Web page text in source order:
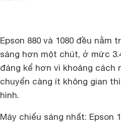
Epson 880 và 1080 đều nằm
sáng hơn một chút, ở mức
đáng kể hơn vì khoảng cách
chuyển càng ít không gian
hình.
Máy chiếu sáng nhất: Epson